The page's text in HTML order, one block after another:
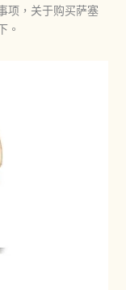
项，关于购买萨塞
。